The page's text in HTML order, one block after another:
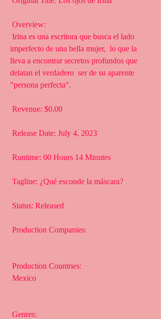
Overview:
imperfecto de una bella mujer,  lo que la
lleva a encontrar secretos profundos que
delatan el verdadero  ser de su aparente
"persona perfecta".
Revenue: $0.00
Release Date: July 4, 2023
Runtime: 00 Hours 14 Minutes
Tagline: ¿Qué esconde la máscara?
Status: Released
Production Companies:
Production Countries:
Mexico
Genres: